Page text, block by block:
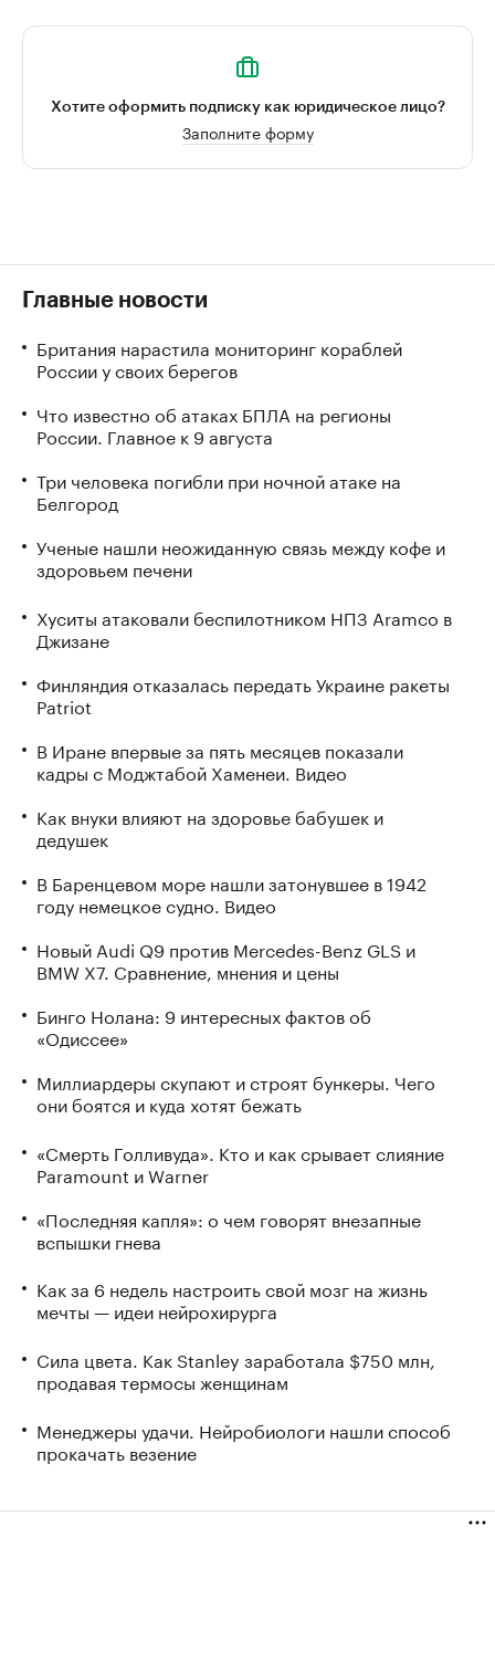
Хотите оформить подписку как юридическое лицо?
Заполните форму
Главные новости
Британия нарастила мониторинг кораблей
России у своих берегов
Что известно об атаках БПЛА на регионы
России. Главное к 9 августа
Три человека погибли при ночной атаке на
Белгород
Ученые нашли неожиданную связь между кофе и
здоровьем печени
Хуситы атаковали беспилотником НПЗ Aramco в
Джизане
Финляндия отказалась передать Украине ракеты
Patriot
В Иране впервые за пять месяцев показали
кадры с Моджтабой Хаменеи. Видео
Как внуки влияют на здоровье бабушек и
дедушек
В Баренцевом море нашли затонувшее в 1942
году немецкое судно. Видео
Новый Audi Q9 против Mercedes-Benz GLS и
BMW X7. Сравнение, мнения и цены
Бинго Нолана: 9 интересных фактов об
«Одиссее»
Миллиардеры скупают и строят бункеры. Чего
они боятся и куда хотят бежать
«Смерть Голливуда». Кто и как срывает слияние
Paramount и Warner
«Последняя капля»: о чем говорят внезапные
вспышки гнева
Как за 6 недель настроить свой мозг на жизнь
мечты — идеи нейрохирурга
Сила цвета. Как Stanley заработала $750 млн,
продавая термосы женщинам
Менеджеры удачи. Нейробиологи нашли способ
прокачать везение